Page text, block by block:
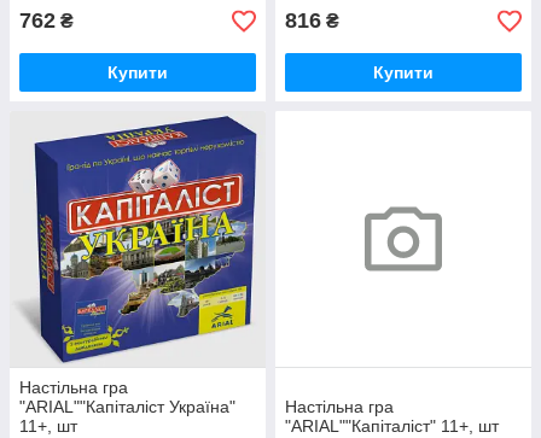
762 ₴
Купити
816 ₴
Купити
Настільна гра
"ARIAL""Капіталіст Україна"
11+, шт
Настільна гра
"ARIAL""Капіталіст" 11+, шт